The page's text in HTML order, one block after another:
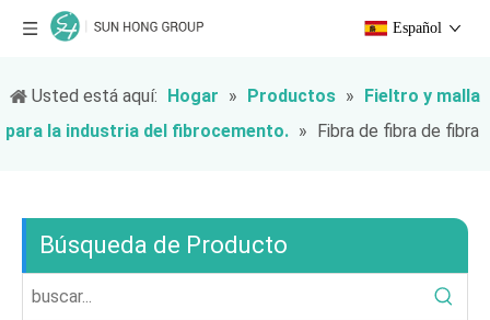
Español
Usted está aquí: Hogar » Productos » Fieltro y malla
para la industria del fibrocemento. » Fibra de fibra de fibra
Búsqueda de Producto